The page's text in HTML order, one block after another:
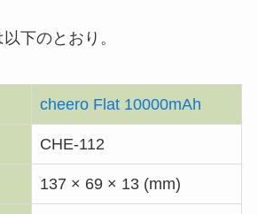
下のとおり。
cheero Flat 10000mAh
CHE-112
137 × 69 × 13 (mm)